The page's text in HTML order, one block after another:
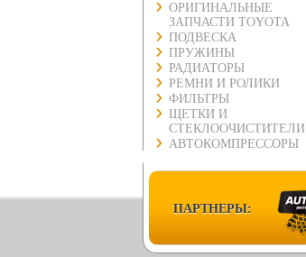
ОРИГИНАЛЬНЫЕ
ЗАПЧАСТИ TOYOTA
ПОДВЕСКА
ПРУЖИНЫ
РАДИАТОРЫ
РЕМНИ И РОЛИКИ
ФИЛЬТРЫ
ЩЕТКИ И
СТЕКЛООЧИСТИТЕЛИ
АВТОКОМПРЕССОРЫ
ПАРТНЕРЫ: